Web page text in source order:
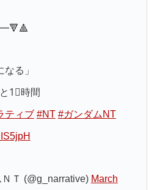
る」
1⃣時間
ティブ #NT #ガンダムNT
Ｔ (@g_narrative) March